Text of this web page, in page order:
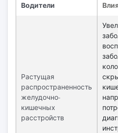
Водители
Растущая
распространенность
желудочно-
кишечных
расстройств